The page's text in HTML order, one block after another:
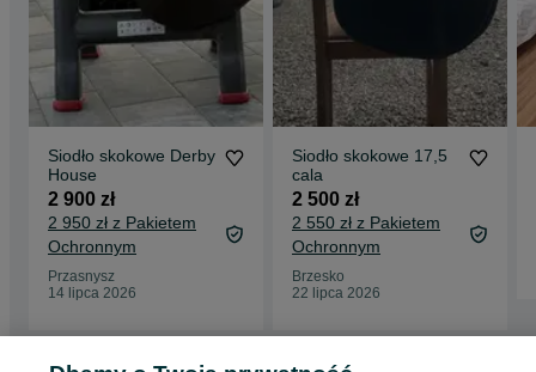
Siodło skokowe Derby
House
2 900 zł
2 950 zł z Pakietem
Ochronnym
Przasnysz
14 lipca 2026
Siodło skokowe 17,5
cala
2 500 zł
2 550 zł z Pakietem
Ochronnym
Brzesko
22 lipca 2026